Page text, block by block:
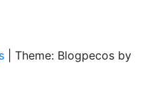
Theme: Blogpecos by